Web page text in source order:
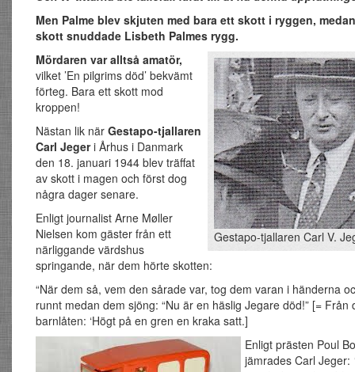
Men Palme blev skjuten med bara ett skott i ryggen,
skott snuddade Lisbeth Palmes rygg.
Gestapo-tjallaren Carl V.
Mördaren var alltså amatör,
vilket ’En pilgrims död’ bekvämt
förteg. Bara ett skott mod
kroppen!
Nästan lik när Gestapo-tjallaren
Carl Jegeri Århus i Danmark
den 18. januari 1944 blev träffat
av skott i magen och först dog
några dager senare.
Enligt journalist Arne Møller
Nielsen kom gäster från ett
närliggande värdshus
springande, när dem hörte skotten:
“När dem så, vem den sårade var, tog dem varan i händerna
runnt medan dem sjöng: “Nu är en häslig Jegare död!” [= Från
barnlåten: ‘Högt på en gren en kraka satt.]
Enligt prästen Poul
jämrades Carl Jeger: